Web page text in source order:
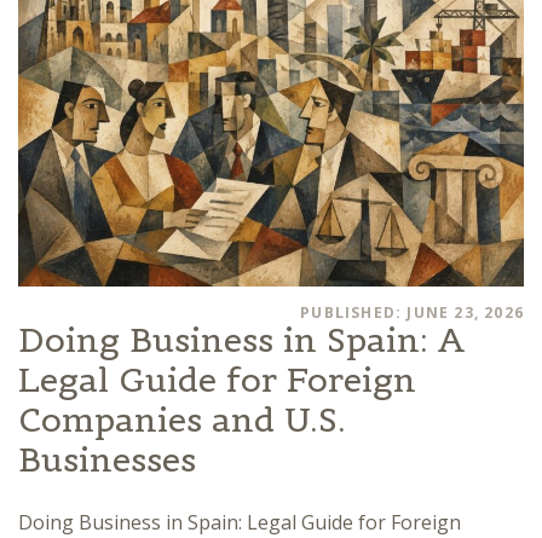
PUBLISHED: JUNE 23, 2026
Doing Business in Spain: A
Legal Guide for Foreign
Companies and U.S.
Businesses
Doing Business in Spain: Legal Guide for Foreign